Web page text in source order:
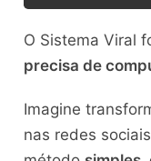
O Sistema Viral
precisa de
Imagine
nas redes